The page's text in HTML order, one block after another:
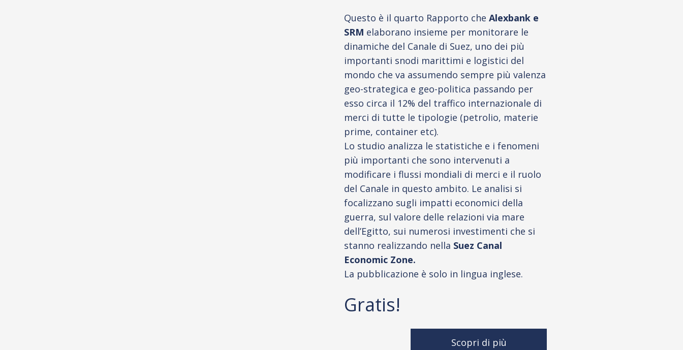
Questo è il quarto Rapporto che Alexbank e
SRM elaborano insieme per monitorare le
dinamiche del Canale di Suez, uno dei più
importanti snodi marittimi e logistici del
mondo che va assumendo sempre più valenza
geo-strategica e geo-politica passando per
esso circa il 12% del traffico internazionale di
merci di tutte le tipologie (petrolio, materie
prime, container etc).
Lo studio analizza le statistiche e i fenomeni
più importanti che sono intervenuti a
modificare i flussi mondiali di merci e il ruolo
del Canale in questo ambito. Le analisi si
focalizzano sugli impatti economici della
guerra, sul valore delle relazioni via mare
dell’Egitto, sui numerosi investimenti che si
stanno realizzando nella Suez Canal
Economic Zone.
La pubblicazione è solo in lingua inglese.
Gratis!
Scopri di più